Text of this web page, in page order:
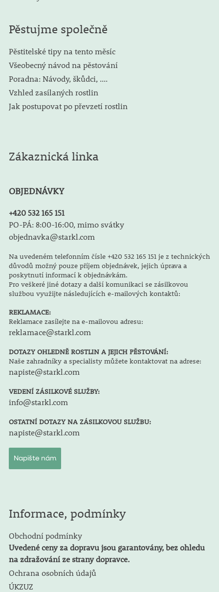
Pěstujme společně
Pěstitelské tipy na tento měsíc
Všeobecný návod na pěstování
Poradna: Návody, škůdci, ....
Vzhled zasílaných rostlin
Jak postupovat po převzetí rostlin
Zákaznická linka
OBJEDNÁVKY
+420 532 165 151
PO-PÁ: 8:00-16:00, mimo svátky
objednavka@starkl.com
Na uvedeném telefonním čísle +420 532 165 151 je z technických
důvodů možný pouze příjem objednávek, jejich úprava a
poskytnutí informací k objednávkám.
Pro veškeré jiné dotazy a další komunikaci se zásilkovou
službou využijte následujících e-mailových kontaktů:
REKLAMACE:
Reklamace zasílejte na e-mailovou adresu:
reklamace@starkl.com
DOTAZY OHLEDNĚ ROSTLIN A JEJICH PĚSTOVÁNÍ:
Naše zahradníky a specialisty můžete kontaktovat na adrese:
napiste@starkl.com
VEDENÍ ZÁSILKOVÉ SLUŽBY:
info@starkl.com
OSTATNÍ DOTAZY NA ZÁSILKOVOU SLUŽBU:
napiste@starkl.com
Napište nám
Informace, podmínky
Obchodní podmínky
Uvedené ceny za dopravu jsou garantovány, bez ohledu
na zdražování ze strany dopravce.
Ochrana osobních údajů
ÚKZUZ